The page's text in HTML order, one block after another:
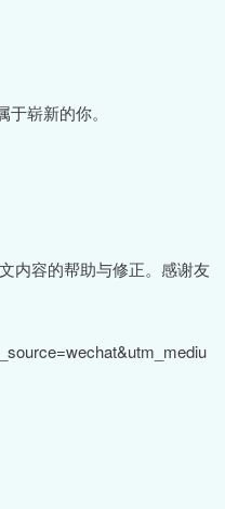
崭新的你。
内容的帮助与修正。感谢友